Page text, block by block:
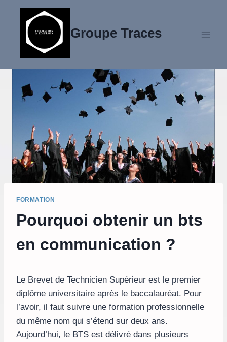
contenu
Groupe Traces
FORMATION
Pourquoi obtenir un bts
en communication ?
Le Brevet de Technicien Supérieur est le premier
diplôme universitaire après le baccalauréat. Pour
l’avoir, il faut suivre une formation professionnelle
du même nom qui s’étend sur deux ans.
Aujourd’hui, le BTS est délivré dans plusieurs